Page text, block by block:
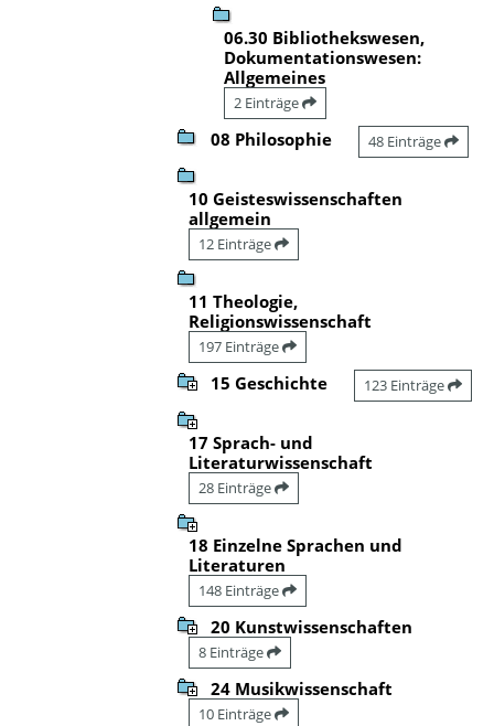
06.30 Bibliothekswesen,
Dokumentationswesen:
Allgemeines
2 Einträge
08 Philosophie 48 Einträge
10 Geisteswissenschaften
allgemein
12 Einträge
11 Theologie,
Religionswissenschaft
197 Einträge
15 Geschichte 123 Einträge
17 Sprach- und
Literaturwissenschaft
28 Einträge
18 Einzelne Sprachen und
Literaturen
148 Einträge
20 Kunstwissenschaften
8 Einträge
24 Musikwissenschaft
10 Einträge